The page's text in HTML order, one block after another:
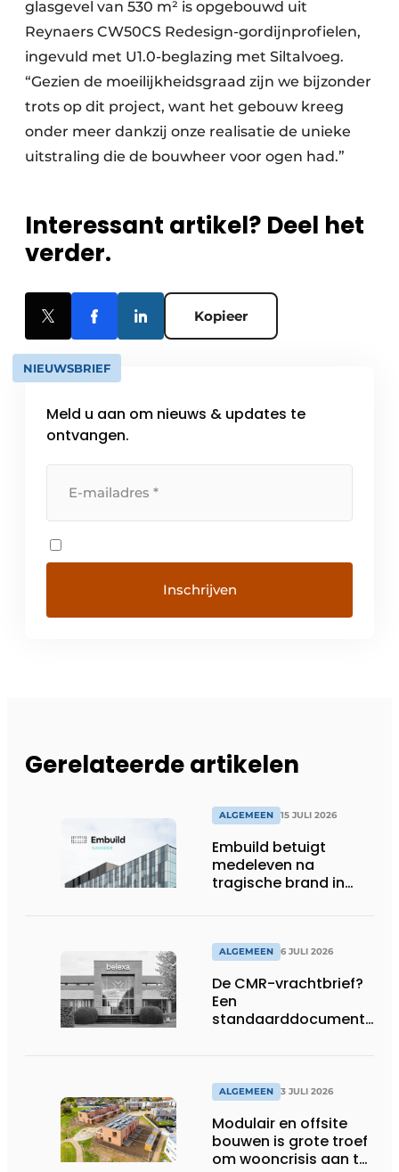
glasgevel van 530 m² is opgebouwd uit
Reynaers CW50CS Redesign-gordijnprofielen,
ingevuld met U1.0-beglazing met Siltalvoeg.
“Gezien de moeilijkheidsgraad zijn we bijzonder
trots op dit project, want het gebouw kreeg
onder meer dankzij onze realisatie de unieke
uitstraling die de bouwheer voor ogen had.”
Interessant artikel? Deel het
verder.
Kopieer
NIEUWSBRIEF
Meld u aan om nieuws & updates te
ontvangen.
Gerelateerde artikelen
ALGEMEEN 15 JULI 2026
Embuild betuigt
medeleven na
tragische brand in
ALGEMEEN 6 JULI 2026
De CMR-vrachtbrief?
Een
standaarddocument
ALGEMEEN 3 JULI 2026
Modulair en offsite
bouwen is grote troef
om wooncrisis aan te